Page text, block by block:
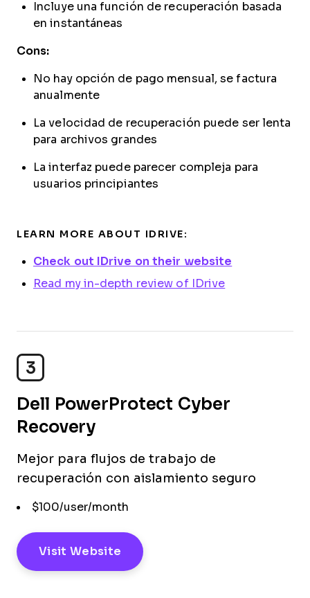
Incluye una función de recuperación basada
en instantáneas
Cons:
No hay opción de pago mensual, se factura
anualmente
La velocidad de recuperación puede ser lenta
para archivos grandes
La interfaz puede parecer compleja para
usuarios principiantes
LEARN MORE ABOUT IDRIVE:
Check out IDrive on their website
Read my in-depth review of IDrive
3
Dell PowerProtect Cyber
Recovery
Mejor para flujos de trabajo de
recuperación con aislamiento seguro
$100/user/month
Visit Website